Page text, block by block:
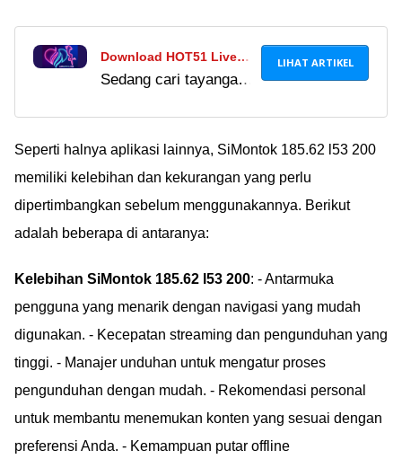
Download HOT51 Live
MOD APK Versi Terbaru
Sedang cari tayangan
sensor? Cobain dan
download HOT51 Live
MOD APK sekarang
LIHAT ARTIKEL
Seperti halnya aplikasi lainnya, SiMontok 185.62 l53 200
memiliki kelebihan dan kekurangan yang perlu
dipertimbangkan sebelum menggunakannya. Berikut
adalah beberapa di antaranya:
Kelebihan SiMontok 185.62 l53 200: - Antarmuka
pengguna yang menarik dengan navigasi yang mudah
digunakan. - Kecepatan streaming dan pengunduhan yang
tinggi. - Manajer unduhan untuk mengatur proses
pengunduhan dengan mudah. - Rekomendasi personal
untuk membantu menemukan konten yang sesuai dengan
preferensi Anda. - Kemampuan putar offline